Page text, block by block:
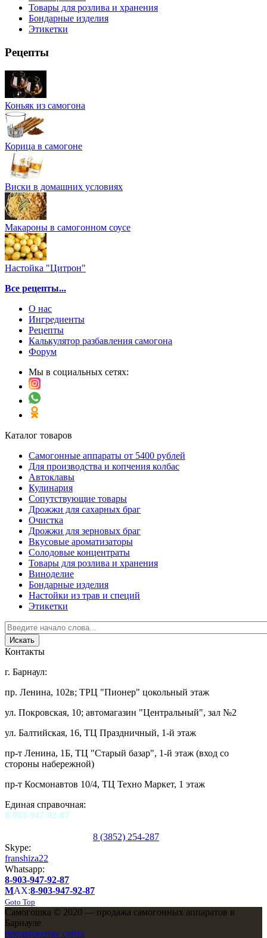
Товары для розлива и хранения
Бондарные изделия
Этикетки
Рецепты
Коньяк из самогона
Корица в самогоне
Виски в домашних условиях
Макароны в самогонном соусе
Настойка "Цитрон"
Все рецепты...
О нас
Ингредиенты
Рецепты
Калькулятор разбавления самогона
Форум
Мы в социальных сетях:
Каталог товаров
Самогонные аппараты от 5400 рублей
Для производства и копчения колбас
Автоклавы
Кулинария
Сопутствующие товары
Дрожжи для сахарных браг
Очистка
Дрожжи для зерновых браг
Вкусовые ароматизаторы
Солодовые концентраты
Товары для розлива и хранения
Виноделие
Бондарные изделия
Настойки из трав и специй
Этикетки
Контакты
г. Барнаул:
пр. Ленина, 102в; ТРЦ "Пионер" цокольный этаж
ул. Покровская, 10; автомагазин "Центральный", зал №2
ул. Балтийская, 16, ТЦ Праздничный, 1-й этаж
пр-т Ленина, 1Б, ТЦ "Старый базар", 1-й этаж (вход со
стороны набережной)
пр-т Космонавтов 10/4, ТЦ Техно Маркет, 1 этаж
Единая справочная:
8-903-947-92-87
8 (3852) 254-287
Skype:
franshiza22
Whatsapp:
8-903-947-92-87
MAX:8-903-947-92-87
Goto Top
Самогошка © 2020 — продажа самогонных аппаратов в
Барнауле
продвижение сайта